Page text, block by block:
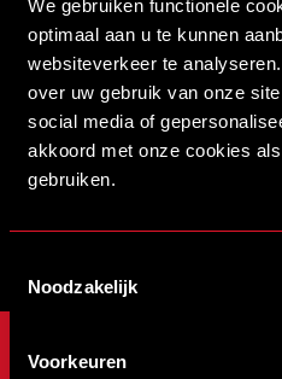
We gebruiken functionele
optimaal aan u te kunnen
websiteverkeer te
over uw gebruik van onze
social media of
akkoord met onze cookies
gebruiken.
Noodzakelijk
Voorkeuren
Schrijf je in voor de
INSCHRIJVEN
Veelgestelde vragen
ONZE CLUB